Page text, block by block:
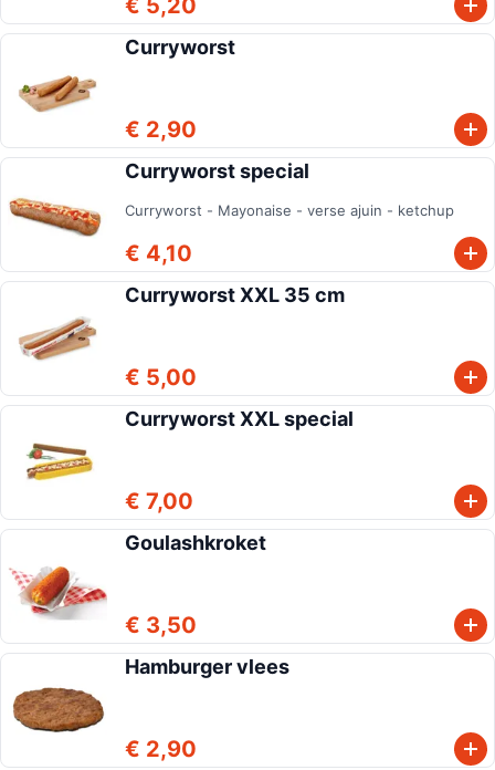
€ 5,20
Curryworst
€ 2,90
Curryworst special
Curryworst - Mayonaise - verse ajuin - ketchup
€ 4,10
Curryworst XXL 35 cm
€ 5,00
Curryworst XXL special
€ 7,00
Goulashkroket
€ 3,50
Hamburger vlees
€ 2,90